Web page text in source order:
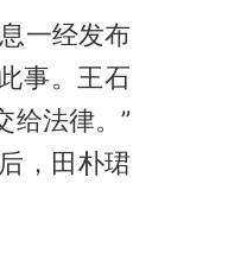
一经发布
事。王石
给法律。”
，田朴珺